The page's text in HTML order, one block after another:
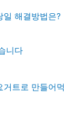
일 해결방법은?
니다
트로 만들어먹